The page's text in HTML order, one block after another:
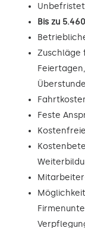
Bis zu
Zuschläge
Feste